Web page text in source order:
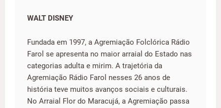
WALT DISNEY
Fundada em 1997, a Agremiação Folclórica Rádio
Farol se apresenta no maior arraial do Estado nas
categorias adulta e mirim. A trajetória da
Agremiação Rádio Farol nesses 26 anos de
história teve muitos avanços sociais e culturais.
No Arraial Flor do Maracujá, a Agremiação passa